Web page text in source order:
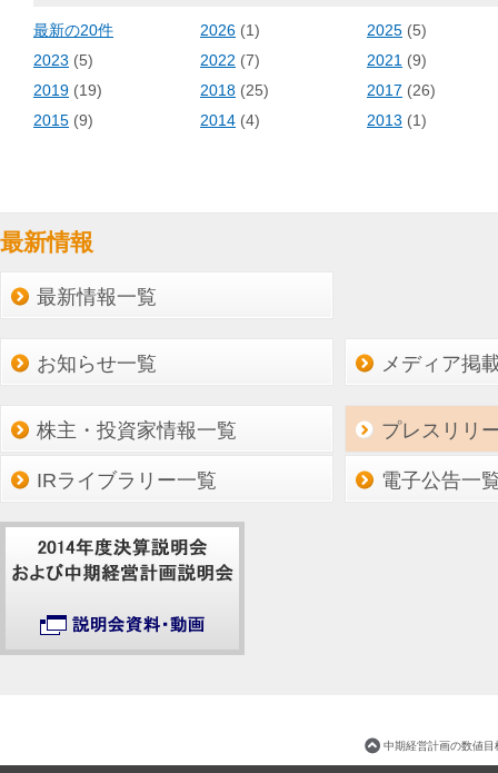
最新の20件 2026 (1) 2025 (5)
2023 (5) 2022 (7) 2021 (9)
2019 (19) 2018 (25) 2017 (26)
2015 (9) 2014 (4) 2013 (1)
最新情報
最新情報一覧
お知らせ一覧 メディア掲
株主・投資家情報一覧 プレスリリ
IRライブラリー一覧 電子公告一
中期経営計画の数値